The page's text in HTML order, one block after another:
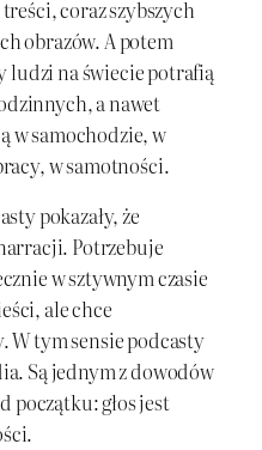
coraz szybszych
obrazów. A potem
ludzi na świecie potrafią
a nawet
w samochodzie, w
w samotności.
pokazały, że
Potrzebuje
w sztywnym czasie
ale chce
W tym sensie podcasty
Są jednym z dowodów
początku: głos jest